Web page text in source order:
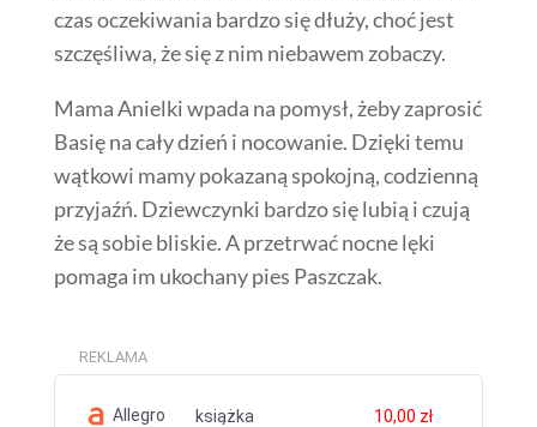
czas oczekiwania bardzo się dłuży, choć jest
szczęśliwa, że się z nim niebawem zobaczy.
Mama Anielki wpada na pomysł, żeby zaprosić
Basię na cały dzień i nocowanie. Dzięki temu
wątkowi mamy pokazaną spokojną, codzienną
przyjaźń. Dziewczynki bardzo się lubią i czują
że są sobie bliskie. A przetrwać nocne lęki
pomaga im ukochany pies Paszczak.
REKLAMA
Allegro książka
10,00 zł